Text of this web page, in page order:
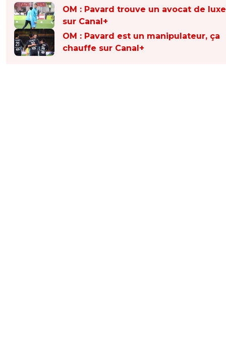
OM : Pavard trouve un avocat de luxe
sur Canal+
OM : Pavard est un manipulateur, ça
chauffe sur Canal+